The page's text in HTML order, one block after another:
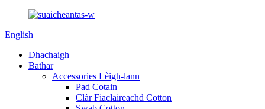
English
Dhachaigh
Bathar
Accessories Lèigh-lann
Pad Cotain
Clàr Fiaclaireachd Cotton